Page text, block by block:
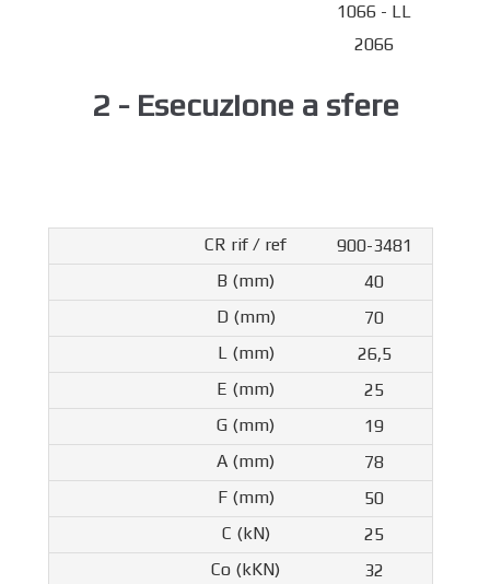
1066 - LL
2066
2 - Esecuzione a sfere
900-3481
40
70
26,5
25
19
78
50
25
32